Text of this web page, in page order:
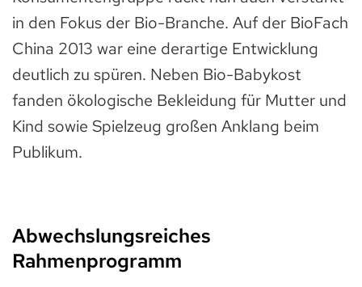
in den Fokus der Bio-Branche. Auf der BioFach
China 2013 war eine derartige Entwicklung
deutlich zu spüren. Neben Bio-Babykost
fanden ökologische Bekleidung für Mutter und
Kind sowie Spielzeug großen Anklang beim
Publikum.
Abwechslungsreiches
Rahmenprogramm